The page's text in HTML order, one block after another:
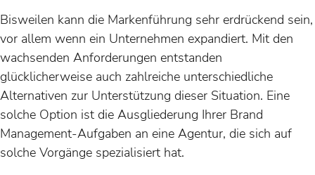
Bisweilen kann die Markenführung sehr erdrückend sein,
vor allem wenn ein Unternehmen expandiert. Mit den
wachsenden Anforderungen entstanden
glücklicherweise auch zahlreiche unterschiedliche
Alternativen zur Unterstützung dieser Situation. Eine
solche Option ist die Ausgliederung Ihrer Brand
Management-Aufgaben an eine Agentur, die sich auf
solche Vorgänge spezialisiert hat.